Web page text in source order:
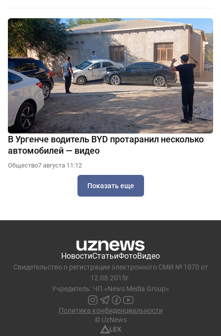
В Ургенче водитель BYD протаранил несколько
автомобилей — видео
Общество7 августа 11:12
Показать еще
НовостиСтатьиФотоВидео
Свидетельство о регистрации электронного СМИ № 1070 от
12.08.2015г.
Учредитель: ЧП «News Media Group»
Политика конфиденциальности
© UzNews